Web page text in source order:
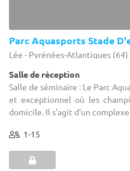
Parc Aquasports Stade
Lée - Pyrénées-Atlantiques (64)
Salle de réception
Salle de séminaire : Le Parc
et exceptionnel où les
domicile. Il s'agit d'un complexe
1-15